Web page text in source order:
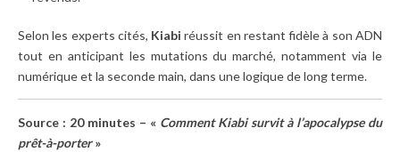
Selon les experts cités, Kiabi réussit en restant fidèle à son ADN
tout en anticipant les mutations du marché, notamment via le
numérique et la seconde main, dans une logique de long terme.
Source : 20 minutes – « Comment Kiabi survit à l’apocalypse du
prêt-à-porter»